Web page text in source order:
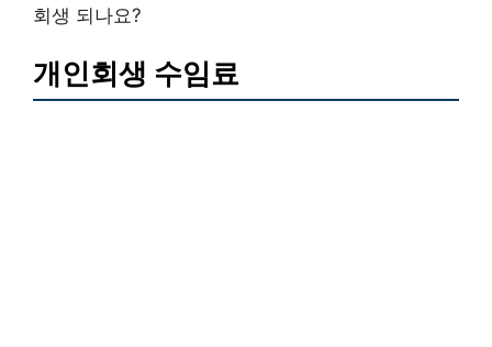
회생 되나요?
개인회생 수임료